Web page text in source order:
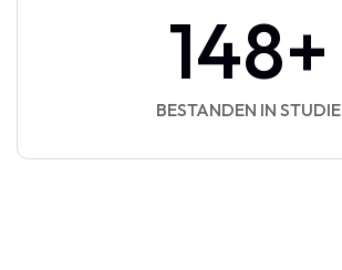
148+
BESTANDEN IN STUDIE